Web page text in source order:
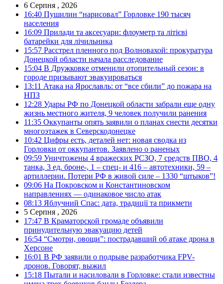
6 Серпня , 2026
16:40 Пушилин “нарисовал” Горловке 190 тысяч
населения
16:09 Прилади та аксесуари: флоуметр та літієві
батарейки для лічильника
15:57 Расстрел пленного под Волновахой: прокуратура
Донецкой области начала расследование
15:04 В Дружковке отменили отопительный сезон: в
городе призывают эвакуироваться
13:11 Атака на Ярославль: от “все сбили” до пожара на
НПЗ
12:28 Удары РФ по Донецкой области забрали еще одну
жизнь местного жителя, 9 человек получили ранения
11:35 Оккупанты опять заявили о планах снести десятки
многоэтажек в Северскодонецке
10:42 Цифры есть, деталей нет: новая сводка из
Горловки от оккупантов. Заявлено о раненых
09:59 Уничтожены 4 вражеских РСЗО, 7 средств ПВО, 4
танка, 3 ед. броне-, 1 – спец- и 416 – автотехники, 59 –
артиллерии. Потери РФ в живой силе – 1330 “штыков”!
09:06 На Покровском и Константиновском
направлениях — одинаковое число атак
08:13 Яблучний Спас: дата, традиції та прикмети
5 Серпня , 2026
17:47 В Краматорской громаде объявили
принудительную эвакуацию детей
16:54 “Смотри, овощи”: пострадавший об атаке дрона в
Херсоне
16:01 В РФ заявили о подрыве разработчика FPV-
дронов. Говорят, выжил
15:18 Пытали и насиловали в Горловке: стали известны